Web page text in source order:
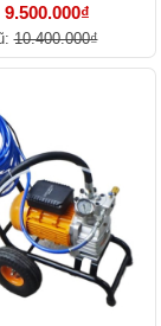
9.500.000₫
10.400.000₫